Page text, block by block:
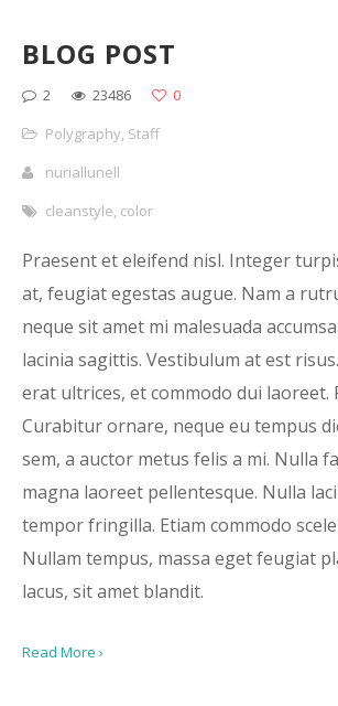
BLOG POST
2 23486
0
Polygraphy, Staff
nuriallunell
cleanstyle, color
Praesent et eleifend nisl. Integer
at, feugiat egestas augue. Nam a
neque sit amet mi malesuada
lacinia sagittis. Vestibulum at est
erat ultrices, et commodo dui laoreet.
Curabitur ornare, neque eu tempus
sem, a auctor metus felis a mi. Nulla
magna laoreet pellentesque. Nulla
tempor fringilla. Etiam commodo
Nullam tempus, massa eget feugiat
lacus, sit amet blandit.
Read More ›